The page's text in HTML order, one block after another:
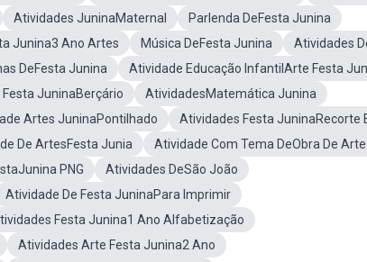
Atividades JuninaMaternal
Parlenda DeFesta Junina
Junina3 Ano Artes Música DeFesta Junina
Atividades
DeFesta Junina
Atividade Educação InfantilArte Festa
JuninaBerçário
AtividadesMatemática Junina
Artes JuninaPontilhado
Atividades Festa JuninaRecorte
De ArtesFesta Junia
Atividade Com Tema DeObra De
PNG
Atividades DeSão João
Atividade De Festa JuninaPara Imprimir
Festa Junina1 Ano Alfabetização
Atividades Arte Festa Junina2 Ano